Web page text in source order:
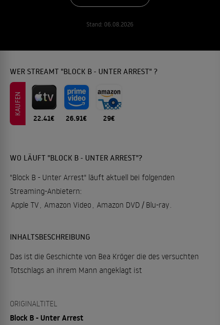
Stand: 06.08.2026
WER STREAMT "BLOCK B - UNTER ARREST" ?
KAUFEN
22.41€ 26.91€ 29€
WO LÄUFT "BLOCK B - UNTER ARREST"?
"Block B - Unter Arrest" läuft aktuell bei folgenden
Streaming-Anbietern:
Apple TV, Amazon Video , Amazon DVD / Blu-ray.
INHALTSBESCHREIBUNG
Das ist die Geschichte von Bea Kröger die des versuchten
Totschlags an ihrem Mann angeklagt ist
ORIGINALTITEL
Block B - Unter Arrest